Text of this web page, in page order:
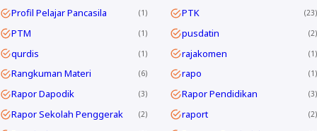
Profil Pelajar Pancasila 1 PTK 23
PTM 1 pusdatin 2
qurdis 1 rajakomen 1
Rangkuman Materi 6 rapo 1
Rapor Dapodik 3 Rapor Pendidikan 3
Rapor Sekolah Penggerak 2 raport 2